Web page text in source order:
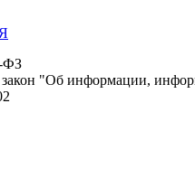
ФЗ
"Об информации,